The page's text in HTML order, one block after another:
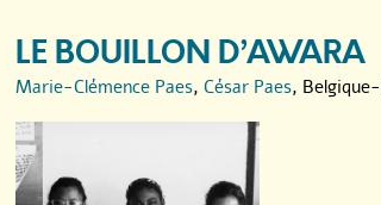
LE BOUILLON D’AWARA
Marie-Clémence Paes, César Paes,